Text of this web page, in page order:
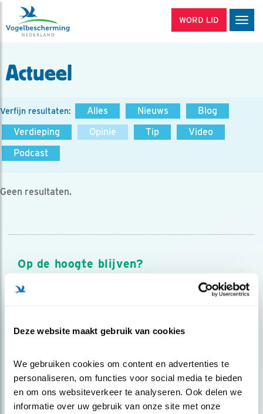
Deze website maakt gebruik van cookies
We gebruiken cookies om content en advertenties te
personaliseren, om functies voor social media te bieden
en om ons websiteverkeer te analyseren. Ook delen we
informatie over uw gebruik van onze site met onze
WORD LID
Actueel
Verfijn resultaten: Alles Nieuws
Blog
Verdieping
Opinie Tip
Video
Podcast
Geen resultaten.
Op de hoogte blijven?
Meld je aan en ontvang nieuws, inspiratie, acties en tips
over vogels en activiteiten van Vogelbescherming.